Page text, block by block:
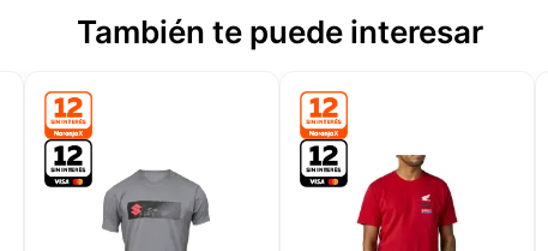
También te puede interesar